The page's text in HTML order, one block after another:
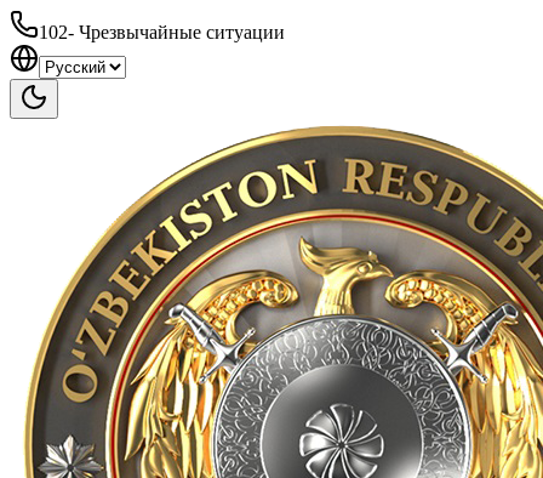
102- Чрезвычайные ситуации